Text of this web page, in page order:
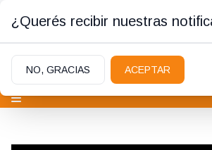
¿Querés recibir nuestras
NO, GRACIAS ACEPTAR